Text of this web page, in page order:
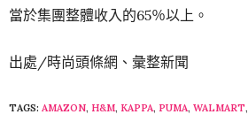
當於集團整體收入的65％以上。
出處/時尚頭條網、彙整新聞
TAGS: AMAZON, H&M, KAPPA, PUMA, WALMART,